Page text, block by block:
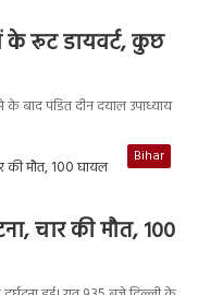
के रूट डायवर्ट, कुछ
बाद पंडित दीन दयाल उपाध्याय
Bihar
चार की मौत, 100